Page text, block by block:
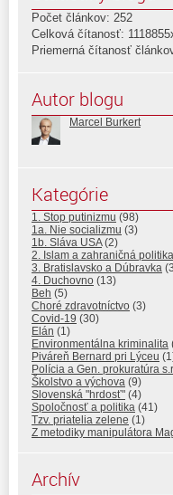
Počet článkov: 252
Celková čítanosť:
Priemerná čítanosť
Autor blogu
Marcel Burkert
Kategórie
1. Stop putinizmu (98)
1a. Nie socializmu (3)
1b. Sláva USA(2)
2. Islam a zahraničná politika
3. Bratislavsko a Dúbravka
4. Duchovno (13)
Beh (5)
Choré zdravotníctvo (3)
Covid-19 (30)
Elán (1)
Environmentálna kriminalita
Piváreň Bernard pri Lýceu
Polícia a Gen. prokuratúra
Školstvo a výchova (9)
Slovenská "hrdosť" (4)
Spoločnosť a politika (41)
Tzv. priatelia zelene (1)
Z metodiky manipulátora
Archív